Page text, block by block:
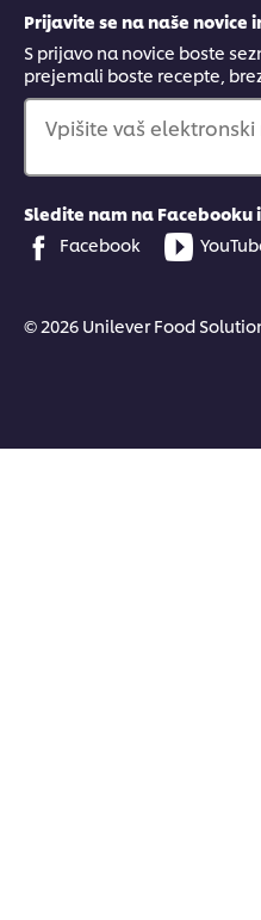
Prijavite se na naše novice
S prijavo na novice boste
prejemali boste recepte,
Vpišite vaš
Sledite nam na Facebooku
Facebook
© 2026 Unilever Food